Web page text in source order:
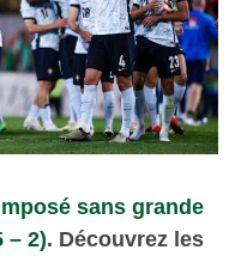
sans grande
– 2). Découvrez les